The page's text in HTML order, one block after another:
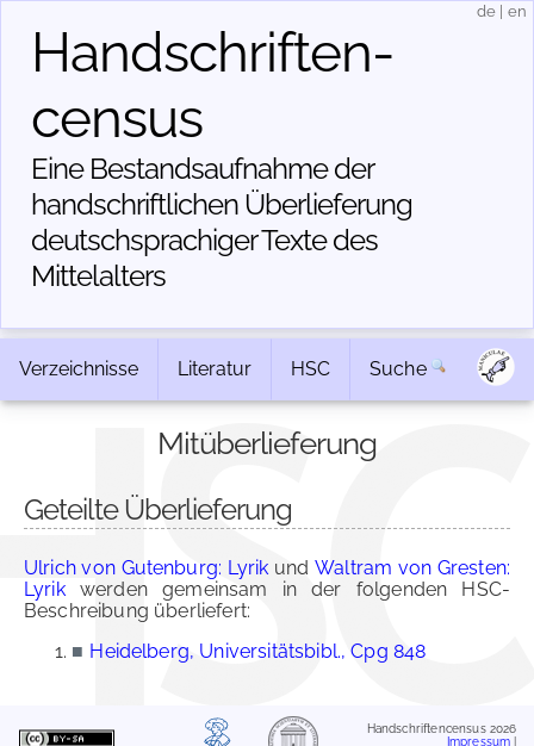
Handschriften­
census
Eine Bestandsaufnahme der
handschriftlichen Über­lieferung
deutschsprachiger Texte des
Mittelalters
de en
Verzeichnisse Literatur HSC Suche
Mitüberlieferung
Geteilte Überlieferung
Ulrich von Gutenburg: Lyrik undWaltram von Gresten:
Lyrikwerden gemeinsam in der folgenden HSC-
Beschreibung überliefert:
■ Heidelberg, Universitätsbibl., Cpg 848
Handschriftencensus 2026
Impressum